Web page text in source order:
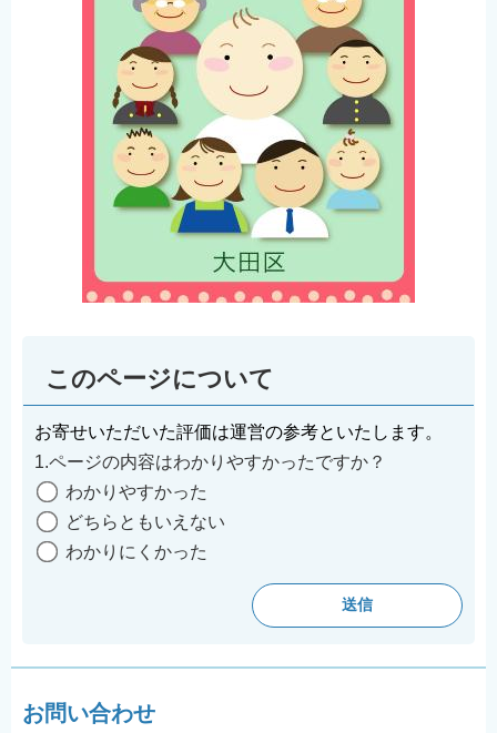
このページについて
お寄せいただいた評価は運営の参考といたします。
1.ページの内容はわかりやすかったですか？
わかりやすかった
どちらともいえない
わかりにくかった
お問い合わせ